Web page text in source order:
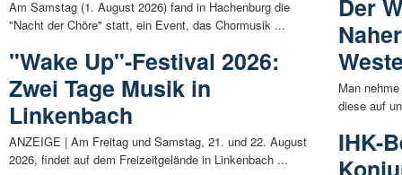
Am Samstag (1. August 2026) fand in Hachenburg die
"Nacht der Chöre" statt, ein Event, das Chormusik ...
"Wake Up"-Festival 2026:
Zwei Tage Musik in
Linkenbach
ANZEIGE | Am Freitag und Samstag, 21. und 22. August
2026, findet auf dem Freizeitgelände in Linkenbach ...
Der
Man
diese auf
IHK-